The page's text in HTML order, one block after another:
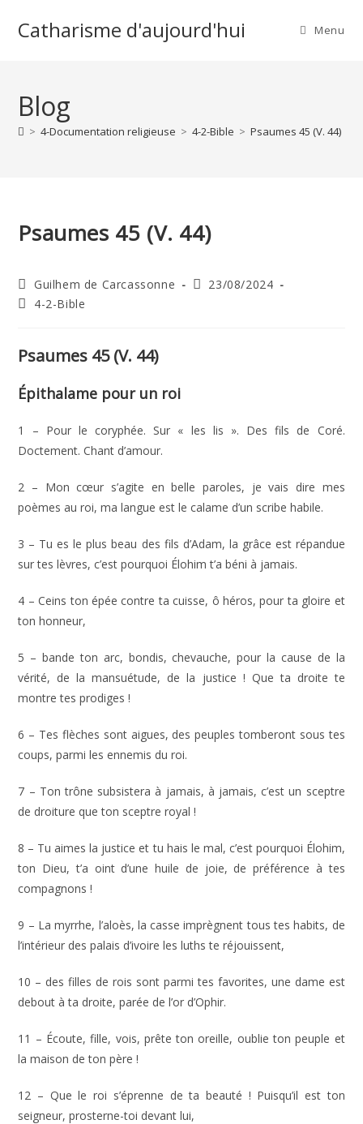
Catharisme d'aujourd'hui Menu
Blog
> 4-Documentation religieuse > 4-2-Bible > Psaumes 45 (V. 44)
Psaumes 45 (V. 44)
Auteur/autrice
de
Guilhem de Carcassonne
Publication
23/08/2024
Post4-2-Bible
Psaumes 45 (V. 44)
Épithalame pour un roi
1 – Pour le coryphée. Sur « les lis ». Des fils de Coré.
Doctement. Chant d’amour.
2 – Mon cœur s’agite en belle paroles, je vais dire mes
poèmes au roi, ma langue est le calame d’un scribe habile.
3 – Tu es le plus beau des fils d’Adam, la grâce est répandue
sur tes lèvres, c’est pourquoi Élohim t’a béni à jamais.
4 – Ceins ton épée contre ta cuisse, ô héros, pour ta gloire et
ton honneur,
5 – bande ton arc, bondis, chevauche, pour la cause de la
vérité, de la mansuétude, de la justice ! Que ta droite te
montre tes prodiges !
6 – Tes flèches sont aigues, des peuples tomberont sous tes
coups, parmi les ennemis du roi.
7 – Ton trône subsistera à jamais, à jamais, c’est un sceptre
de droiture que ton sceptre royal !
8 – Tu aimes la justice et tu hais le mal, c’est pourquoi Élohim,
ton Dieu, t’a oint d’une huile de joie, de préférence à tes
compagnons !
9 – La myrrhe, l’aloès, la casse imprègnent tous tes habits, de
l’intérieur des palais d’ivoire les luths te réjouissent,
10 – des filles de rois sont parmi tes favorites, une dame est
debout à ta droite, parée de l’or d’Ophir.
11 – Écoute, fille, vois, prête ton oreille, oublie ton peuple et
la maison de ton père !
12 – Que le roi s’éprenne de ta beauté ! Puisqu’il est ton
seigneur, prosterne-toi devant lui,